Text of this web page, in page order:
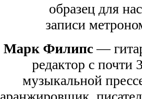
образец для
записи
Марк Филипс—
редактор с
музыкальной